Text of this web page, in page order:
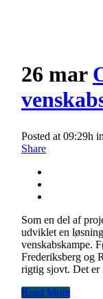
26 mar
Posted at 09:29h in
Share
Som en del af
udviklet en
venskabskampe.
Frederiksberg og
rigtig sjovt. Det er
Read More